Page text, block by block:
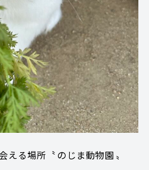
る場所〝 のじま動物園 〟